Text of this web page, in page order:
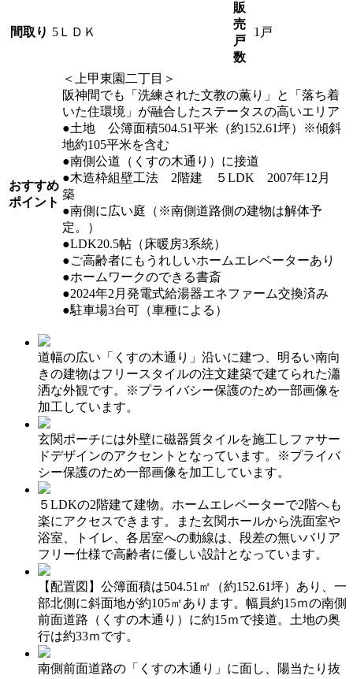
間取り 5ＬＤＫ
販
売
戸
数
1戸
おすすめ
ポイント
＜上甲東園二丁目＞
阪神間でも「洗練された文教の薫り」と「落ち着
いた住環境」が融合したステータスの高いエリア
●土地 公簿面積504.51平米（約152.61坪）※傾斜
地約105平米を含む
●南側公道（くすの木通り）に接道
●木造枠組壁工法 2階建 ５LDK 2007年12月
築
●南側に広い庭（※南側道路側の建物は解体予
定。）
●LDK20.5帖（床暖房3系統）
●ご高齢者にもうれしいホームエレベーターあり
●ホームワークのできる書斎
●2024年2月発電式給湯器エネファーム交換済み
●駐車場3台可（車種による）
道幅の広い「くすの木通り」沿いに建つ、明るい南向
きの建物はフリースタイルの注文建築で建てられた瀟
洒な外観です。※プライバシー保護のため一部画像を
加工しています。
玄関ポーチには外壁に磁器質タイルを施工しファサー
ドデザインのアクセントとなっています。※プライバ
シー保護のため一部画像を加工しています。
５LDKの2階建て建物。ホームエレベーターで2階へも
楽にアクセスできます。また玄関ホールから洗面室や
浴室、トイレ、各居室への動線は、段差の無いバリア
フリー仕様で高齢者に優しい設計となっています。
【配置図】公簿面積は504.51㎡（約152.61坪）あり、一
部北側に斜面地が約105㎡あります。幅員約15ｍの南側
前面道路（くすの木通り）に約15ｍで接道。土地の奥
行は約33ｍです。
南側前面道路の「くすの木通り」に面し、陽当たり抜